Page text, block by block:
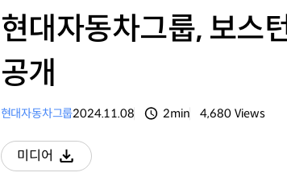
현대자동차그룹, 보스
공개
현대자동차그룹2024.11.08 2min 4,680 Views
미디어
다운로드